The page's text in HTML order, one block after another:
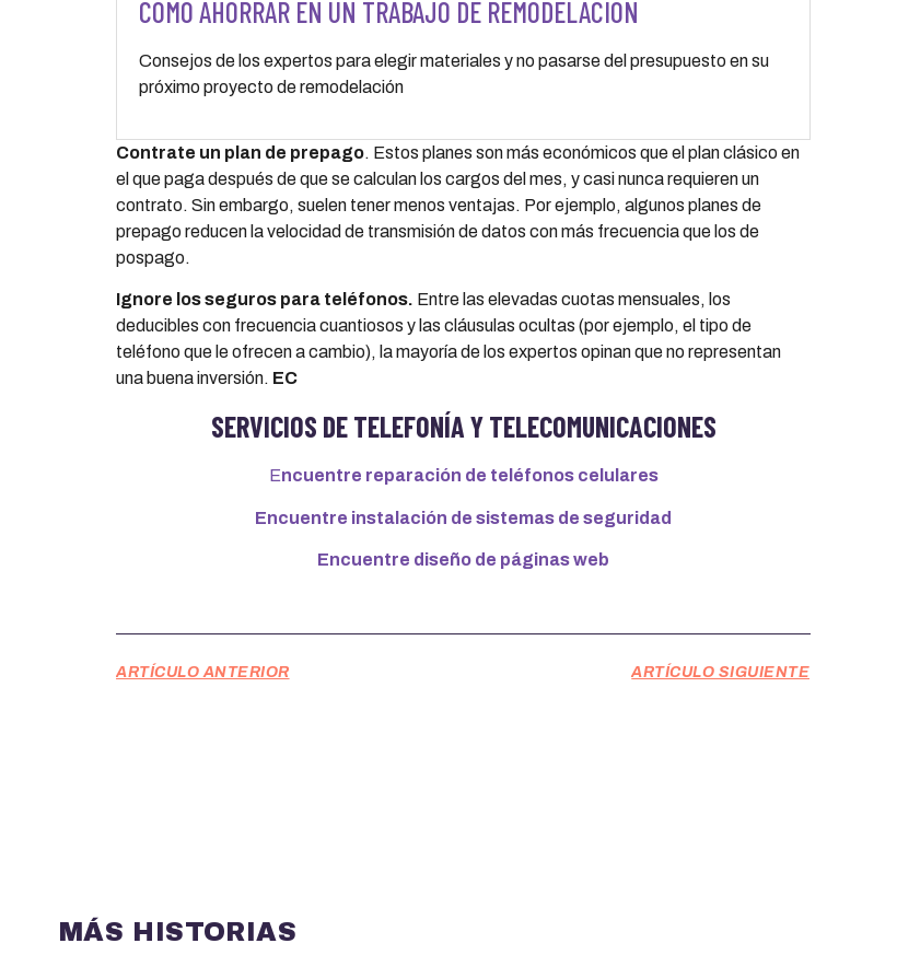
CÓMO AHORRAR EN UN TRABAJO DE REMODELACIÓN
Consejos de los expertos para elegir materiales y no pasarse del presupuesto en su
próximo proyecto de remodelación
Contrate un plan de prepago. Estos planes son más económicos que el plan clásico en
el que paga después de que se calculan los cargos del mes, y casi nunca requieren un
contrato. Sin embargo, suelen tener menos ventajas. Por ejemplo, algunos planes de
prepago reducen la velocidad de transmisión de datos con más frecuencia que los de
pospago.
Ignore los seguros para tel éfonos. Entre las elevadas cuotas mensuales, los
deducibles con frecuencia cuantiosos y las cláusulas ocultas (por ejemplo, el tipo de
teléfono que le ofrecen a cambio), la mayoría de los expertos opinan que no representan
una buena inversión. EC
SERVICIOS DE TELEFONÍA Y TELECOMUNICACIONES
Encuentre reparación de teléfonos celulares
Encuentre instalación de sistemas de seguridad
Encuentre diseño de páginas web
ARTÍCULO ANTERIOR ARTÍCULO SIGUIENTE
MÁS HISTORIAS